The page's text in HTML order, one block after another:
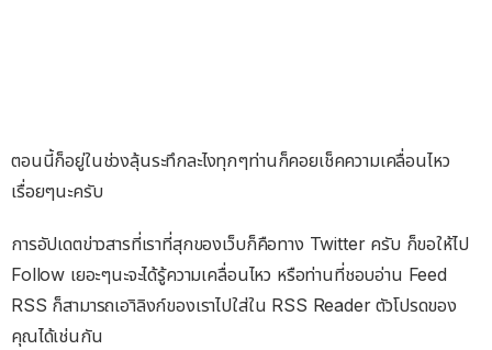
ตอนนี้ก็อยู่ในช่วงลุ้นระทึกละไงทุกๆท่านก็คอยเช็คความเคลื่อนไหว
เรื่อยๆนะครับ
การอัปเดตข่าวสารที่เราที่สุกของเว็บก็คือทาง Twitter ครับ ก็ขอให้ไป
Follow เยอะๆนะจะได้รู้ความเคลื่อนไหว หรือท่านที่ชอบอ่าน Feed
RSS ก็สามารถเอาิลิงก์ของเราไปใส่ใน RSS Reader ตัวโปรดของ
คุณได้เช่นกัน